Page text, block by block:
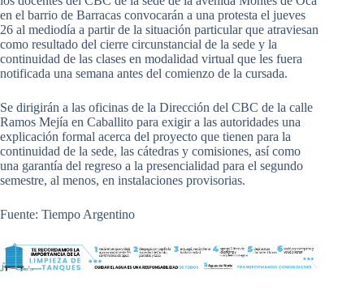
en el barrio de Barracas convocarán a una protesta el jueves
26 al mediodía a partir de la situación particular que atraviesan
como resultado del cierre circunstancial de la sede y la
continuidad de las clases en modalidad virtual que les fuera
notificada una semana antes del comienzo de la cursada.
Se dirigirán a las oficinas de la Dirección del CBC de la calle
Ramos Mejía en Caballito para exigir a las autoridades una
explicación formal acerca del proyecto que tienen para la
continuidad de la sede, las cátedras y comisiones, así como
una garantía del regreso a la presencialidad para el segundo
semestre, al menos, en instalaciones provisorias.
Fuente: Tiempo Argentino